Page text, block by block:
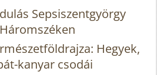
Sepsiszentgyörgy
Hegyek,
kanyar csodái